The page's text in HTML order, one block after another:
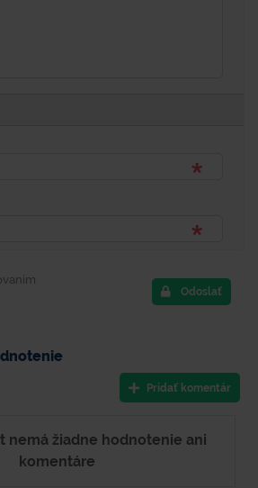
Odoslať
Pridať komentár
nemá žiadne hodnotenie ani
komentáre